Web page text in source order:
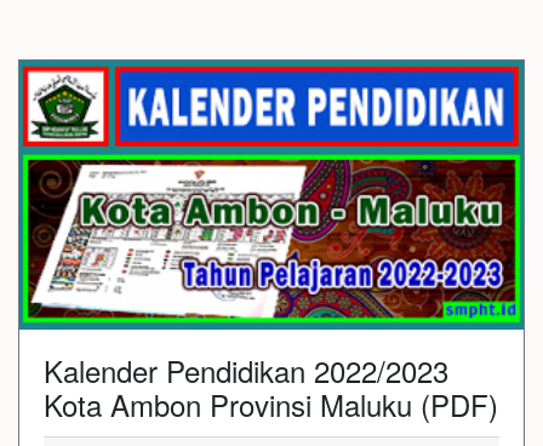
Kalender Pendidikan 2022/2023
Kota Ambon Provinsi Maluku (PDF)